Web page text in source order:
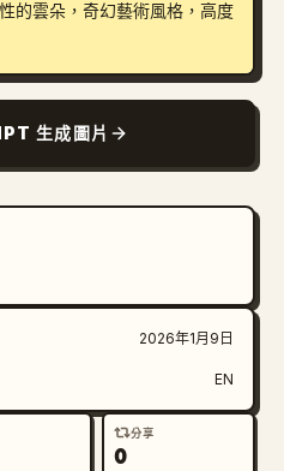
的雲朵，奇幻藝術風格，高度
生成圖片
2026年1月9日
EN
分享
0